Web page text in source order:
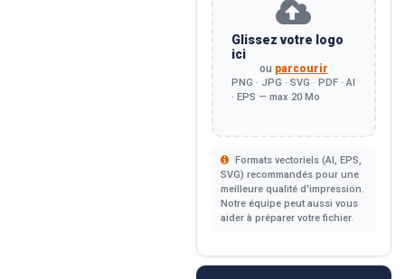
Glissez votre logo
ici
ou parcourir
PNG · JPG · SVG · PDF · AI
· EPS — max 20 Mo
Formats vectoriels (AI, EPS,
SVG) recommandés pour une
meilleure qualité d'impression.
Notre équipe peut aussi vous
aider à préparer votre fichier.